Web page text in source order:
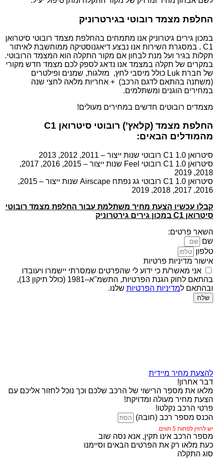
החלפת מצמד רובוטי בגירטרוניק
במכון גירים גיטרוניק אנו מתמחים בהחלפת מצמד רובוטי סיטרואן
C1 . במסגרת השירות אנו נבצע דיאגנוסטיקה ממוחשבת לאיתור
תקלות בגיר ועל מנת לבחון אם מקור התקלה הוא המצמד הרובוטי.
במקרים של תקלה במצמד אנו נדאג לספק לכם מצמד חדש מקורי
של חברת Luk כולל מיסבי לחץ, מזלגות, שמנים ופילטרים
(משתנה בהתאם לדגם הרכב) + אחריות מלאה לחצי שנה
במחירים הוגנים ומשתלמים.
מצמדים רובוטים חדשים במחירים מעולים!
מהמודלים הבאים:
סיטרואן C1 1.0 רובוטי שנות ייצור – 2011, 2012, 2013
סיטרואן C1 1.0 רובוטי Feel שנות ייצור – 2015, 2016, 2017,
2018, 2019
סיטרואן C1 1.0 רובוטי גג נפתח Airscape שנות ייצור – 2015,
2016, 2017, 2018, 2019
קבלו עכשיו הצעת מחיר משתלמת עבור החלפת מצמד רובוטי
סיטרואן C1 במכון גירים גירטרוניק
השאר פרטים:
שם
טלפון
אישור מדיניות פרטיות
אני מאשר/ת כי ידוע לי שהפרטים שמסרתי יישמרו ויעובדו
בהתאם לחוק הגנת הפרטיות, התשמ"א–1981 (כולל תיקון 13),
ובהתאם למדיניות הפרטיות שלנו.
שלח
להצעת מחיר מיידית
דבר אחרון!
מלאו את מספר הרישוי של הרכב שלכם וכך נוכל לחזור אליכם עם
הצעת מחיר מעולה ומדויקת!
פרטי הרכב נקלטו!
הכנס מספר רכב (חובה)
יש להזין לפחות 5 תווים.
מספר הרכב אינו תקין, אנא נסה שוב
כעת מלאו רק את הפרטים הבאים וסיימנו
סוג התקלה